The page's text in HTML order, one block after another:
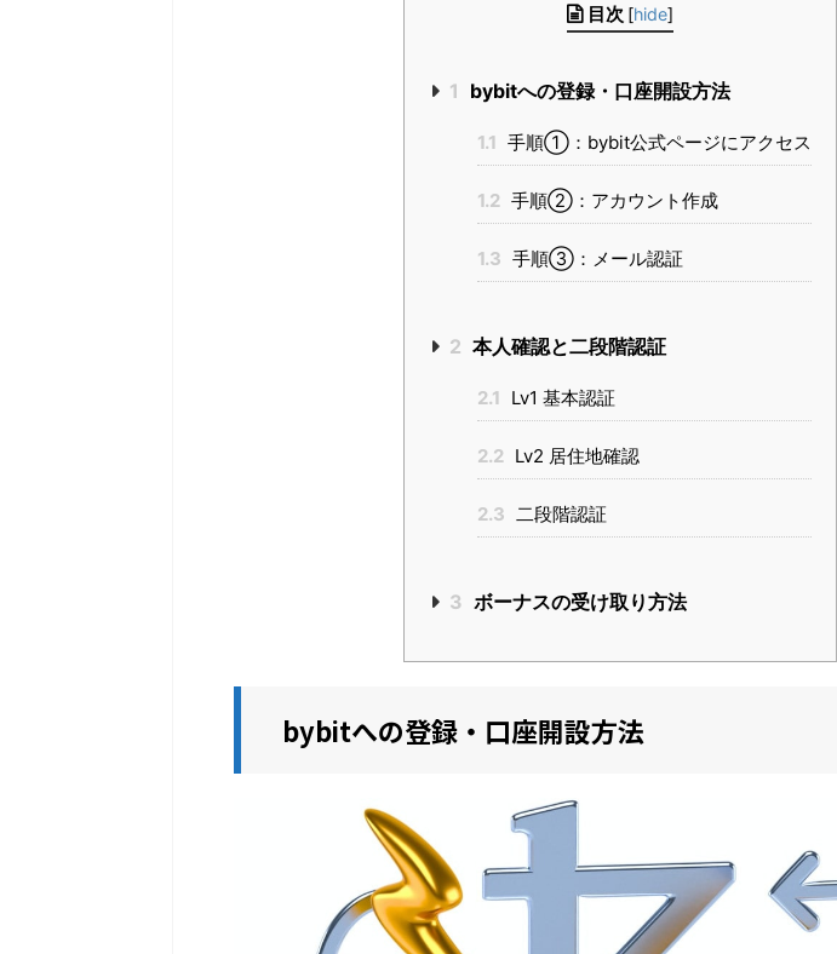
目次 [hide]
1 bybitへの登録・口座開設方法
1.1 手順①：bybit公式ページにアクセス
1.2 手順②：アカウント作成
1.3 手順③：メール認証
2 本人確認と二段階認証
2.1 Lv1 基本認証
2.2 Lv2 居住地確認
2.3 二段階認証
3 ボーナスの受け取り方法
bybitへの登録・口座開設方法